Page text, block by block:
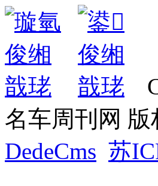
名车周刊网 版
DedeCms 苏